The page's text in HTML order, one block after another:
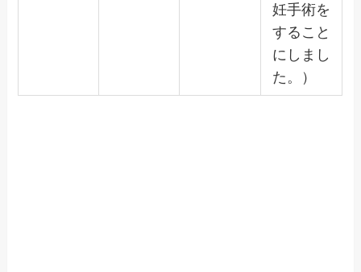
妊手術を
すること
にしまし
た。）